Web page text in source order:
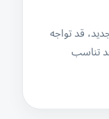
قد تواجه
تناسب